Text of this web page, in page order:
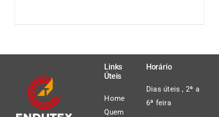
Links
Úteis
Home
Quem
Horário
Dias úteis , 2ª a
6ª feira